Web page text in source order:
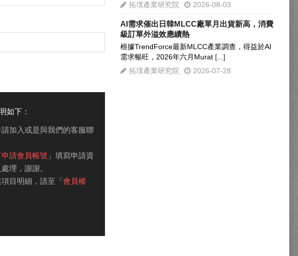
如下：
加入或是與我們的客服聯
申請會員帳號 」填寫申請資
理，謝謝。
目明細，請至「會員權
拓墣產業研究院
2026-08-03
AI需求催出日韓MLCC廠單月出貨新高，消費
級訂單外溢效應續熱
根據TrendForce最新MLCC產業調查，得益於AI
需求暢旺，2026年六月Murat [...]
拓墣產業研究院
2026-07-28